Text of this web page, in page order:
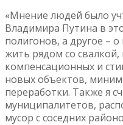
«Мнение людей было
Владимира Путина в
полигонов, а другое –
жить рядом со
компенсационных и
новых объектов,
переработки. Также я
муниципалитетов,
мусор с соседних